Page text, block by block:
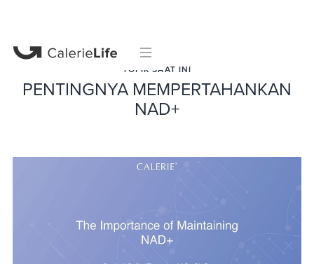
TOPIK SAAT INI
PENTINGNYA MEMPERTAHANKAN
NAD+